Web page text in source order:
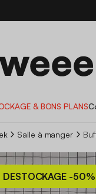
& BONS PLANS
Salle à manger
DESTOCKAGE -50%